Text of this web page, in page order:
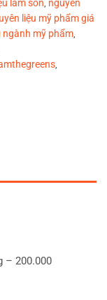
làm son nguyên
liệu mỹ phẩm giá
ngành mỹ phẩm
– 200.000